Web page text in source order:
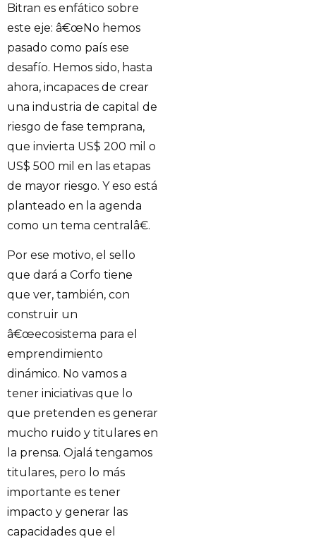
Bitran es enfático sobre
este eje: â€œNo hemos
pasado como país ese
desafío. Hemos sido, hasta
ahora, incapaces de crear
una industria de capital de
riesgo de fase temprana,
que invierta US$ 200 mil o
US$ 500 mil en las etapas
de mayor riesgo. Y eso está
planteado en la agenda
como un tema centralâ€.
Por ese motivo, el sello
que dará a Corfo tiene
que ver, también, con
construir un
â€œecosistema para el
emprendimiento
dinámico. No vamos a
tener iniciativas que lo
que pretenden es generar
mucho ruido y titulares en
la prensa. Ojalá tengamos
titulares, pero lo más
importante es tener
impacto y generar las
capacidades que el